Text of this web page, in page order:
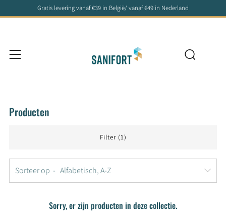
Gratis levering vanaf €39 in België/ vanaf €49 in Nederland
Menu
Producten
Filter (1)
Sorteer op
Sorry, er zijn producten in deze collectie.